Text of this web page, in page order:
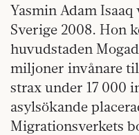
Yasmin Adam
Sverige 2008. Hon
huvudstaden
miljoner invånare
strax under 17 000
asylsökande
Migrationsverkets